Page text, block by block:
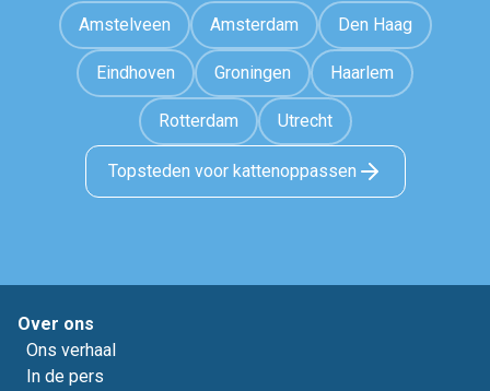
Amstelveen Amsterdam Den Haag
Eindhoven Groningen Haarlem
Rotterdam Utrecht
Topsteden voor kattenoppassen
Over ons
Ons verhaal
In de pers